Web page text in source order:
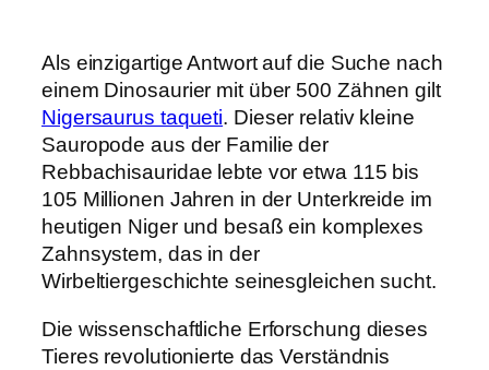
Als einzigartige Antwort auf die Suche nach
einem Dinosaurier mit über 500 Zähnen gilt
Nigersaurus taqueti. Dieser relativ kleine
Sauropode aus der Familie der
Rebbachisauridae lebte vor etwa 115 bis
105 Millionen Jahren in der Unterkreide im
heutigen Niger und besaß ein komplexes
Zahnsystem, das in der
Wirbeltiergeschichte seinesgleichen sucht.
Die wissenschaftliche Erforschung dieses
Tieres revolutionierte das Verständnis